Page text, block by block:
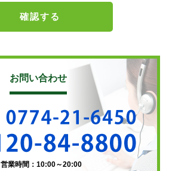
確認する
お問い合わせ
営業時間：10:00～20:00